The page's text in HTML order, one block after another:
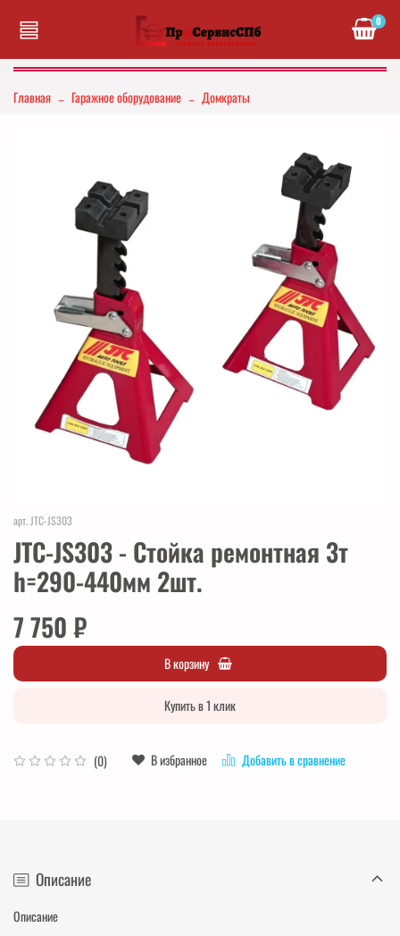
0
Главная Гаражное оборудование Домкраты
арт. JTC-JS303
JTC-JS303 - Стойка ремонтная 3т
h=290-440мм 2шт.
(0) В избранное Добавить в сравнение
7 750 ₽
В корзину
Купить в 1 клик
Описание
Описание